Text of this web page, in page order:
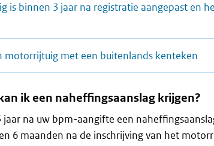
is binnen 3 jaar na registratie aangepast en
motorrijtuig met een buitenlands kenteken
ik een naheffingsaanslag krijgen?
na uw bpm-aangifte een
6 maanden na de inschrijving van het